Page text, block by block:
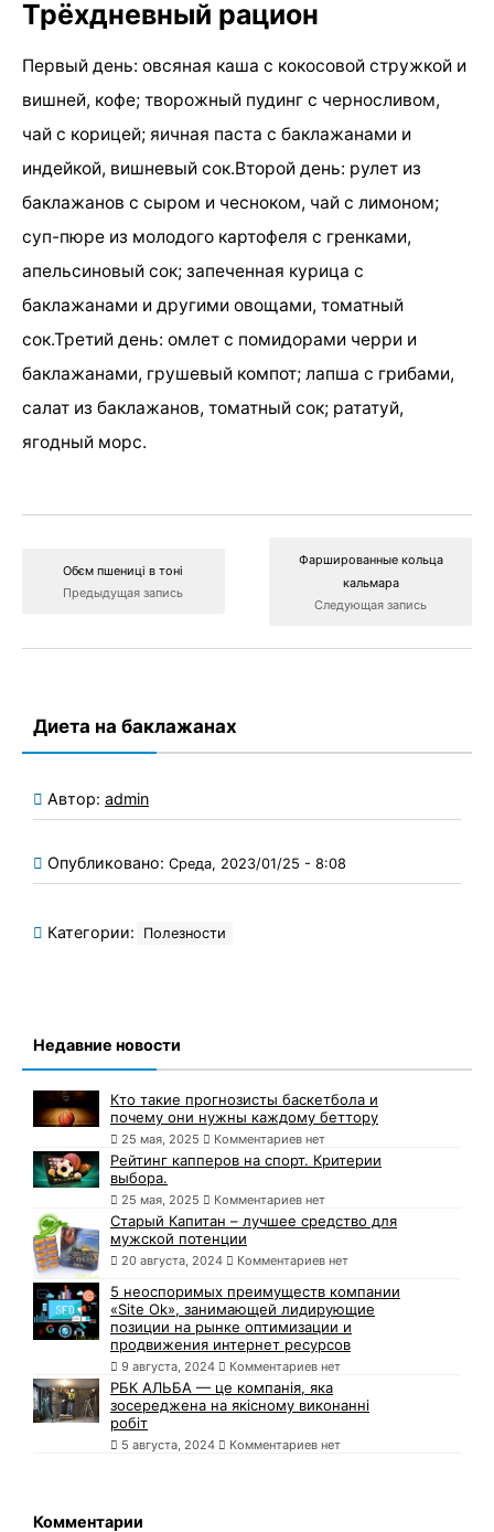
Трёхдневный рацион
Первый день: овсяная каша с кокосовой стружкой и
вишней, кофе; творожный пудинг с черносливом,
чай с корицей; яичная паста с баклажанами и
индейкой, вишневый сок.Второй день: рулет из
баклажанов с сыром и чесноком, чай с лимоном;
суп-пюре из молодого картофеля с гренками,
апельсиновый сок; запеченная курица с
баклажанами и другими овощами, томатный
сок.Третий день: омлет с помидорами черри и
баклажанами, грушевый компот; лапша с грибами,
салат из баклажанов, томатный сок; рататуй,
ягодный морс.
Обєм пшениці в тоні
Предыдущая запись
Фаршированные кольца
кальмара
Следующая запись
Диета на баклажанах
Автор: admin
Опубликовано: Среда, 2023/01/25 - 8:08
Категории: Полезности
Недавние новости
Кто такие прогнозисты баскетбола и
почему они нужны каждому беттору
25 мая, 2025 Комментариев нет
Рейтинг капперов на спорт. Критерии
выбора.
25 мая, 2025 Комментариев нет
Старый Капитан – лучшее средство для
мужской потенции
20 августа, 2024 Комментариев нет
5 неоспоримых преимуществ компании
«Site Ok», занимающей лидирующие
позиции на рынке оптимизации и
продвижения интернет ресурсов
9 августа, 2024 Комментариев нет
РБК АЛЬБА — це компанія, яка
зосереджена на якісному виконанні
робіт
5 августа, 2024 Комментариев нет
Комментарии